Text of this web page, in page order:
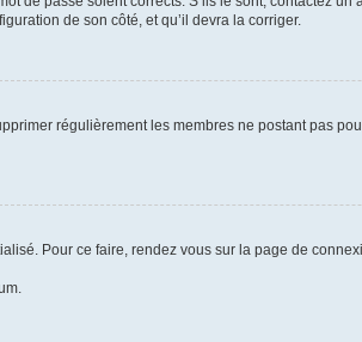
de son côté, et qu’il devra la corriger.
régulièrement les membres ne postant pas
Pour ce faire, rendez vous sur la page de